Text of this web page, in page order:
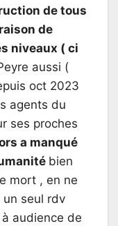
de tous
de
niveaux ( ci
aussi (
oct 2023
agents du
ses proches
a manqué
bien
mort , en ne
un seul rdv
à audience de